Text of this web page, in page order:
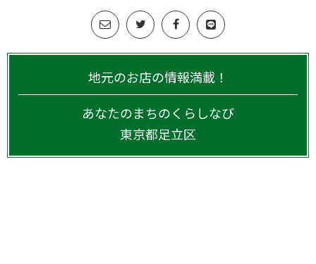
地元のお店の情報満載！
あなたのまちのくらしなび
東京都足立区